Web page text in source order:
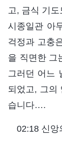
고, 금식 기
시종일관 아
걱정과 고충
을 직면한 그
그러던 어느
되었고, 그의
습니다….
02:18 신앙